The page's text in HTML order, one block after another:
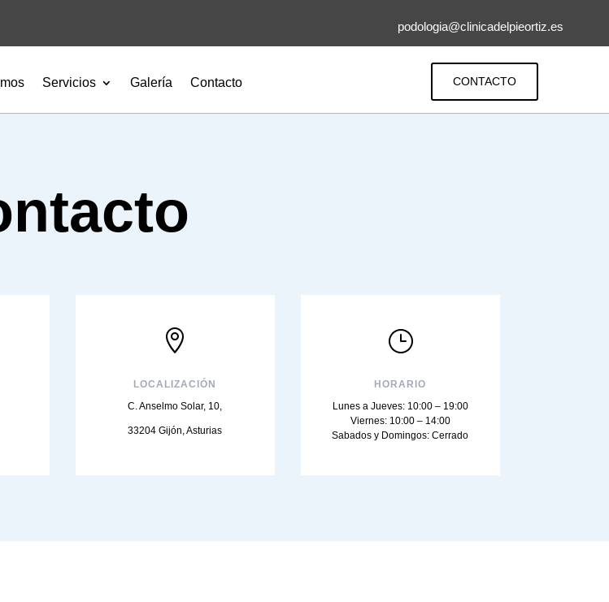
podologia@clinicadelpieortiz.es
Servicios Galería Contacto CONTACTO

LOCALIZACIÓN
C. Anselmo Solar, 10,
33204 Gijón, Asturias
}
HORARIO
Lunes a Jueves: 10:00 – 19:00
Viernes: 10:00 – 14:00
Sabados y Domingos: Cerrado